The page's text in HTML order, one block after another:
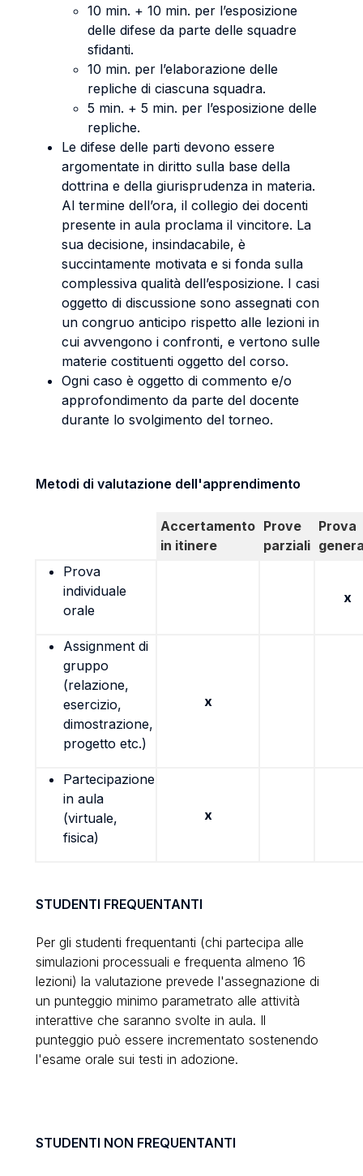
10 min. + 10 min. per l’esposizione
delle difese da parte delle squadre
sfidanti.
10 min. per l’elaborazione delle
repliche di ciascuna squadra.
5 min. + 5 min. per l’esposizione delle
repliche.
Le difese delle parti devono essere
argomentate in diritto sulla base della
dottrina e della giurisprudenza in materia.
Al termine dell’ora, il collegio dei docenti
presente in aula proclama il vincitore. La
sua decisione, insindacabile, è
succintamente motivata e si fonda sulla
complessiva qualità dell’esposizione. I casi
oggetto di discussione sono assegnati con
un congruo anticipo rispetto alle lezioni in
cui avvengono i confronti, e vertono sulle
materie costituenti oggetto del corso.
Ogni caso è oggetto di commento e/o
approfondimento da parte del docente
durante lo svolgimento del torneo.
Metodi di valutazione dell'apprendimento
Accertamento
in itinere
Prove
parziali
Prova
Prova
individuale
orale
x
Assignment di
gruppo
(relazione,
esercizio,
dimostrazione,
progetto etc.)
x
Partecipazione
in aula
(virtuale,
fisica)
x
STUDENTI FREQUENTANTI
Per gli studenti frequentanti (chi partecipa alle
simulazioni processuali e frequenta almeno 16
lezioni) la valutazione prevede l'assegnazione di
un punteggio minimo parametrato alle attività
interattive che saranno svolte in aula. Il
punteggio può essere incrementato sostenendo
l'esame orale sui testi in adozione.
STUDENTI NON FREQUENTANTI